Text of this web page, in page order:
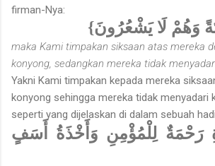
firman-Nya:
وَهُمْ لَا يَشْعُرُونَ}
maka Kami timpakan siksaan atas mereka
konyong, sedangkan mereka tidak
Yakni Kami timpakan kepada mereka
konyong sehingga mereka tidak menyadari
seperti yang dijelaskan di dalam sebuah
رَحْمَةٌ لِلْمُؤْمِنِ وَأَخْذَةُ أَسَفٍ